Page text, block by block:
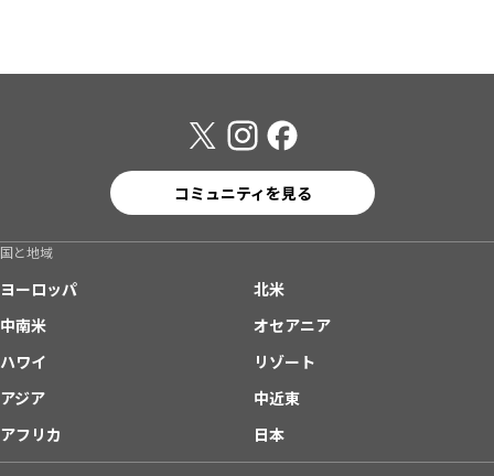
コミュニティを見る
国と地域
ヨーロッパ
北米
中南米
オセアニア
ハワイ
リゾート
アジア
中近東
アフリカ
日本